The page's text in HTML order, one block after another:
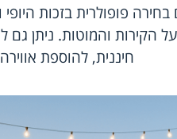
פופולרית בזכות
הקירות והמוטות. ניתן
חיננית, להוספת